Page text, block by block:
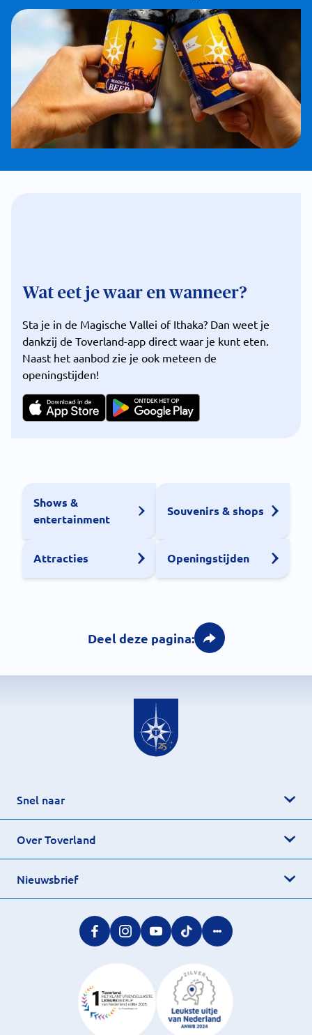
Wat eet je waar en wanneer?
Sta je in de Magische Vallei of Ithaka? Dan weet je
dankzij de Toverland-app direct waar je kunt eten.
Naast het aanbod zie je ook meteen de
openingstijden!
Shows &
entertainment
Souvenirs & shops
Attracties Openingstijden
Deel deze pagina:
Snel naar
Over Toverland
Nieuwsbrief